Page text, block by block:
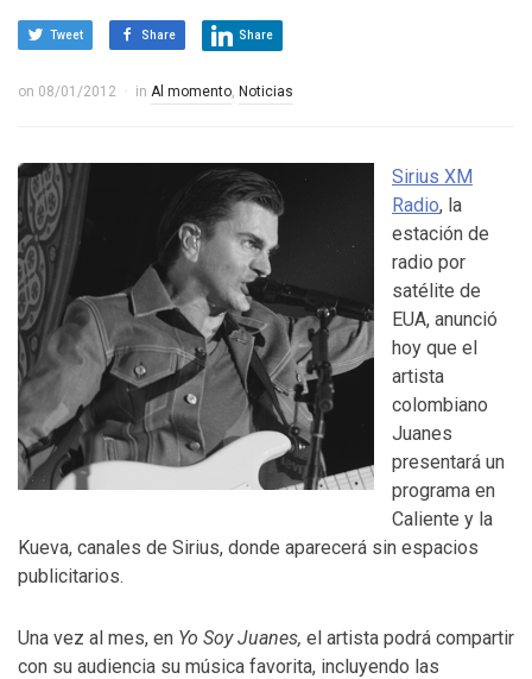
Tweet Share Share
on 08/01/2012 in Al momento, Noticias
Sirius XM
Radio, la
estación de
radio por
satélite de
EUA, anunció
hoy que el
artista
colombiano
Juanes
presentará un
programa en
Caliente y la
Kueva, canales de Sirius, donde aparecerá sin espacios
publicitarios.
Una vez al mes, en Yo Soy Juanes, el artista podrá compartir
con su audiencia su música favorita, incluyendo las